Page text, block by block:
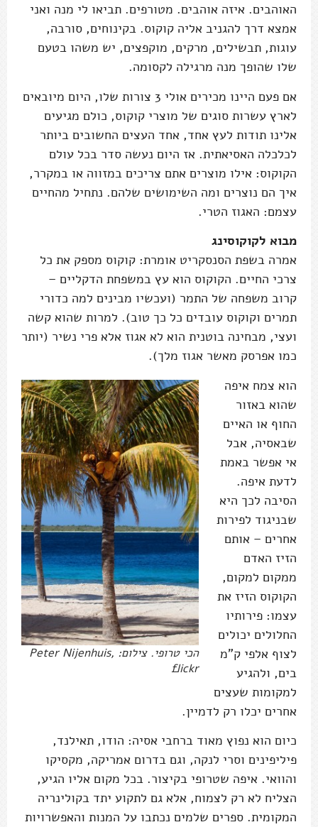
האוהבים. איזה אוהבים. מטורפים. תביאו לי מנה ואני
אמצא דרך להגניב אליה קוקוס. בקינוחים, סורבה,
עוגות, תבשילים, מרקים, מוקפצים, יש משהו בטעם
שלו שהופך מנה מרגילה לקסומה.
אם פעם היינו מכירים אולי 3 צורות שלו, היום מיובאים
לארץ עשרות סוגים של מוצרי קוקוס, כולם מגיעים
אלינו תודות לעץ אחד, אחד העצים החשובים ביותר
לכלכלה האסיאתית. אז היום נעשה סדר בכל עולם
הקוקוס: אילו מוצרים אתם צריכים במזווה או במקרר,
איך הם נוצרים ומה השימושים שלהם. נתחיל מהחיים
עצמם: האגוז הטרי.
מבוא לקוקוסינג
אמרה בשפת הסנסקריט אומרת: קוקוס מספק את כל
צרכי החיים. הקוקוס הוא עץ במשפחת הדקליים –
קרוב משפחה של התמר (ועכשיו מבינים למה כדורי
תמרים וקוקוס עובדים כל כך טוב). למרות שהוא קשה
ועצי, מבחינה בוטנית הוא לא אגוז אלא פרי נשיר (יותר
כמו אפרסק מאשר אגוז מלך).
הכי טרופי. צילום: Peter Nijenhuis,
flickr
הוא צמח איפה
שהוא באזור
החוף או האיים
שבאסיה, אבל
אי אפשר באמת
לדעת איפה.
הסיבה לכך היא
שבניגוד לפירות
אחרים – אותם
הזיז האדם
ממקום למקום,
הקוקוס הזיז את
עצמו: פירותיו
החלולים יכולים
לצוף אלפי ק"מ
בים, ולהגיע
למקומות שעצים
אחרים יכלו רק לדמיין.
כיום הוא נפוץ מאוד ברחבי אסיה: הודו, תאילנד,
פיליפינים וסרי לנקה, וגם בדרום אמריקה, מקסיקו
והוואי. איפה שטרופי בקיצור. בכל מקום אליו הגיע,
הצליח לא רק לצמוח, אלא גם לתקוע יתד בקולינריה
המקומית. ספרים שלמים נכתבו על המנות והאפשרויות